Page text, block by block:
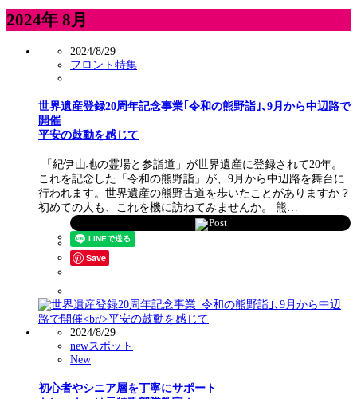
2024年 8月
2024/8/29
フロント特集
世界遺産登録20周年記念事業｢令和の熊野詣｣､9月から中辺路で
開催
平安の鼓動を感じて
「紀伊山地の霊場と参詣道」が世界遺産に登録されて20年。
これを記念した「令和の熊野詣」が、9月から中辺路を舞台に
行われます。世界遺産の熊野古道を歩いたことがありますか？
初めての人も、これを機に訪ねてみませんか。 熊…
Post
Save
2024/8/29
newスポット
New
初心者やシニア層を丁寧にサポート